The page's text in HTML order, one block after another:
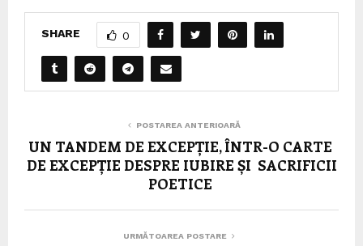
SHARE 0
POSTAREA ANTERIOARĂ
UN TANDEM DE EXCEPȚIE, ÎNTR-O CARTE
DE EXCEPȚIE DESPRE IUBIRE ȘI SACRIFICII
POETICE
URMĂTOAREA POSTARE